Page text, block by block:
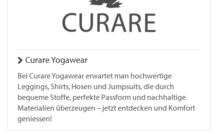
Curare Yogawear
Bei Curare Yogawear erwartet man hochwertige
Leggings, Shirts, Hosen und Jumpsuits, die durch
bequeme Stoffe, perfekte Passform und nachhaltige
Materialien überzeugen – jetzt entdecken und Komfort
geniessen!